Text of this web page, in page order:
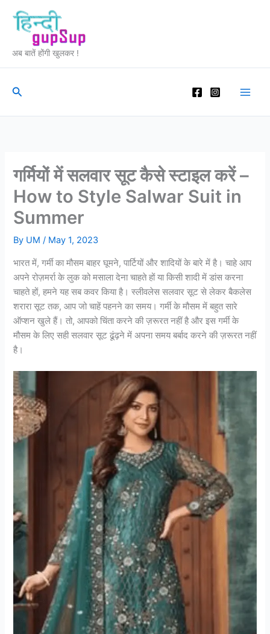
content
अब बातें होंगी खुलकर !
Search
गर्मियों में सलवार सूट कैसे स्टाइल करें –
How to Style Salwar Suit in
Summer
By UM/ May 1, 2023
भारत में, गर्मी का मौसम बाहर घूमने, पार्टियों और शादियों के बारे में है। चाहे आप
अपने रोज़मर्रा के लुक को मसाला देना चाहते हों या किसी शादी में डांस करना
चाहते हों, हमने यह सब कवर किया है। स्लीवलेस सलवार सूट से लेकर बैकलेस
शरारा सूट तक, आप जो चाहें पहनने का समय। गर्मी के मौसम में बहुत सारे
ऑप्शन खुले हैं। तो, आपको चिंता करने की ज़रूरत नहीं है और इस गर्मी के
मौसम के लिए सही सलवार सूट ढूंढ़ने में अपना समय बर्बाद करने की ज़रूरत नहीं
है।